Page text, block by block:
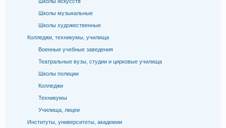
Школы музыкальные
Школы художественные
Колледжи, техникумы, училища
Военные учебные заведения
Театральные вузы, студии и цирковые училища
Школы полиции
Колледжи
Техникумы
Училища, лицеи
Институты, университеты, академии